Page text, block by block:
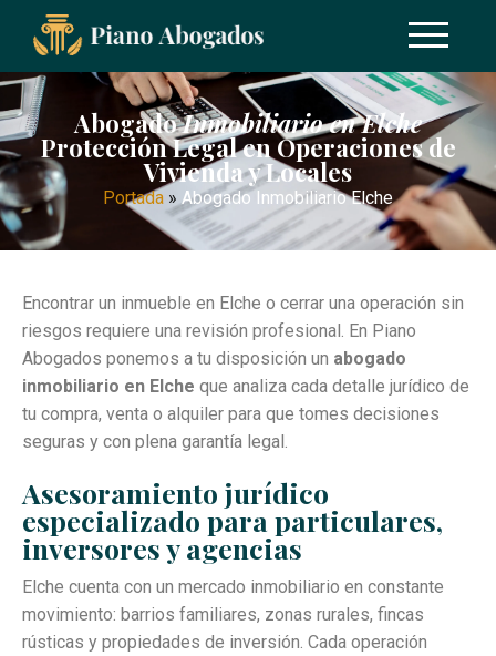
AbogadoInmobiliario en Elche
Protección Legal en Operaciones de
Vivienda y Locales
Portada » Abogado Inmobiliario Elche
Encontrar un inmueble en Elche o cerrar una operación sin
riesgos requiere una revisión profesional. En Piano
Abogados ponemos a tu disposición un abogado
inmobiliario en Elche que analiza cada detalle jurídico de
tu compra, venta o alquiler para que tomes decisiones
seguras y con plena garantía legal.
Asesoramiento jurídico
especializado para particulares,
inversores y agencias
Elche cuenta con un mercado inmobiliario en constante
movimiento: barrios familiares, zonas rurales, fincas
rústicas y propiedades de inversión. Cada operación